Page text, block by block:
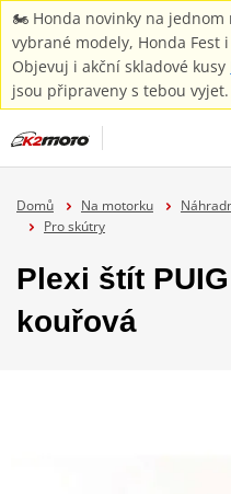
🏍️ Honda novinky na jednom
vybrané modely, Honda Fest
Objevuj i akční skladové kusy
jsou připraveny s tebou vyjet.
Domů Na motorku
Pro skútry
Plexi štít
kouřová